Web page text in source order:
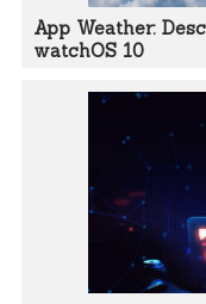
App Weather:
watchOS 10